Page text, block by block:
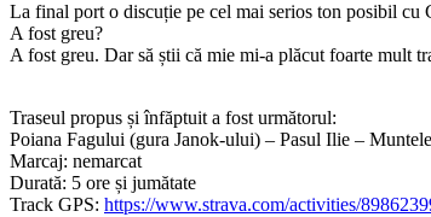
La final port o discuție pe cel mai serios ton posibil cu
A fost greu?
A fost greu. Dar să știi că mie mi-a plăcut foarte mult
Traseul propus și înfăptuit a fost următorul:
Poiana Fagului (gura Janok-ului) – Pasul Ilie –
Marcaj: nemarcat
Durată: 5 ore și jumătate
Track GPS: https://www.strava.com/activities/